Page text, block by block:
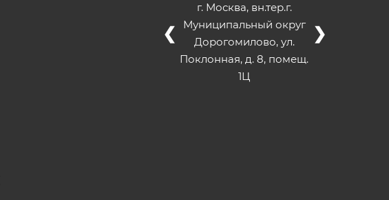
г. Москва, вн.тер.г.
Муниципальный округ
Дорогомилово, ул.
Поклонная, д. 8, помещ.
1Ц
❮ ❯